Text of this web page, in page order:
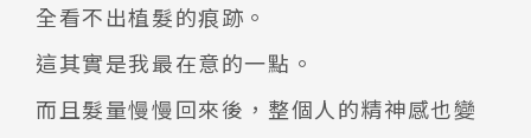
全看不出植髮的痕跡。
這其實是我最在意的一點。
而且髮量慢慢回來後，整個人的精神感也變